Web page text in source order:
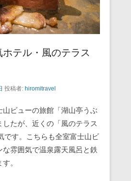
テル・風のテラス
投稿者: hiromitravel
山ビューの旅館「湖山亭うぶ
たが、近くの「風のテラス
です。こちらも全室富士山ビ
な雰囲気で温泉露天風呂と鉄
。